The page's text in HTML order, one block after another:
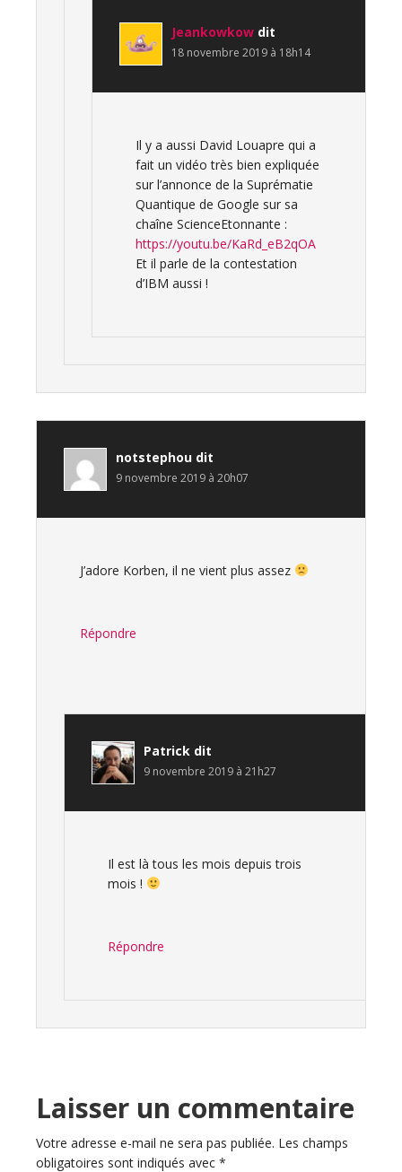
Jeankowkow dit
18 novembre 2019 à 18h14
Il y a aussi David Louapre qui a
fait un vidéo très bien expliquée
sur l’annonce de la Suprématie
Quantique de Google sur sa
chaîne ScienceEtonnante :
https://youtu.be/KaRd_eB2qOA
Et il parle de la contestation
d’IBM aussi !
notstephou dit
9 novembre 2019 à 20h07
J’adore Korben, il ne vient plus assez
Répondre
Patrick dit
9 novembre 2019 à 21h27
Il est là tous les mois depuis trois
mois !
Répondre
Laisser un commentaire
Votre adresse e-mail ne sera pas publiée. Les champs
obligatoires sont indiqués avec *